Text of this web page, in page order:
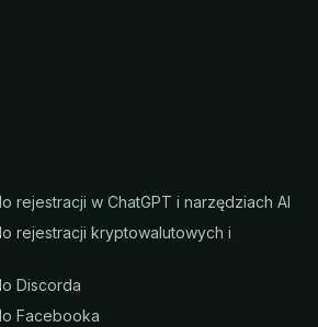
rejestracji w ChatGPT i narzędziach AI
rejestracji kryptowalutowych i
Discorda
Facebooka